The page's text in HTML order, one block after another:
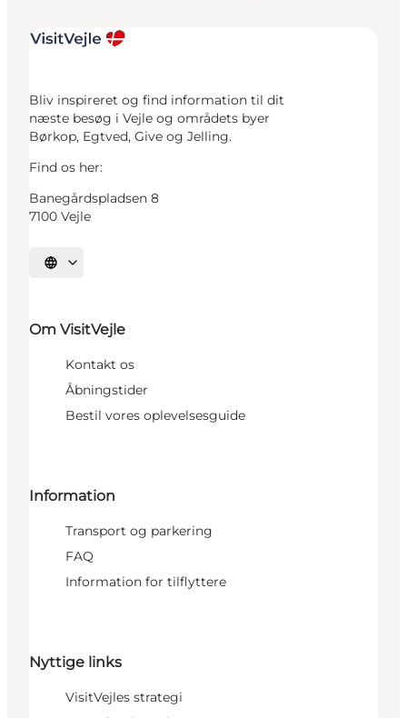
Bliv inspireret og find information til dit
næste besøg i Vejle og områdets byer
Børkop, Egtved, Give og Jelling.
Find os her:
Banegårdspladsen 8
7100 Vejle
Vælg sprog
Om VisitVejle
Kontakt os
Åbningstider
Bestil vores oplevelsesguide
Information
Transport og parkering
FAQ
Information for tilflyttere
Nyttige links
VisitVejles strategi